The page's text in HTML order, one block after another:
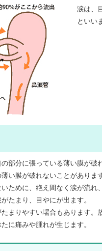
涙は、
といい
部分に張っている薄い膜が破
い膜が破れないことがあります
ために、絶え間なく涙が流れ
たまり、目やにが出ます。
まりやすい場合もあります。
に痛みや腫れが生じます。